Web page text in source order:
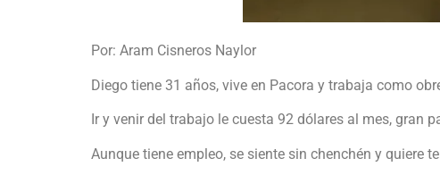
Por: Aram Cisneros Naylor
Diego tiene 31 años, vive en Pacora y trabaja como
Ir y venir del trabajo le cuesta 92 dólares al mes, gran
Aunque tiene empleo, se siente sin chenchén y quiere